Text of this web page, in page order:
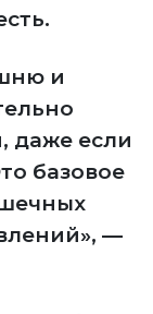
и
даже если
базовое
—